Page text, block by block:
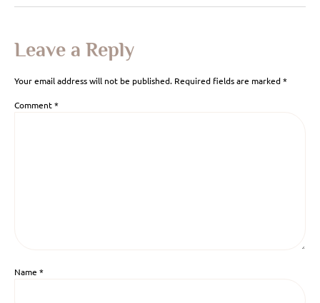
Leave a Reply
Your email address will not be published. Required fields are marked*
Comment*
Name *